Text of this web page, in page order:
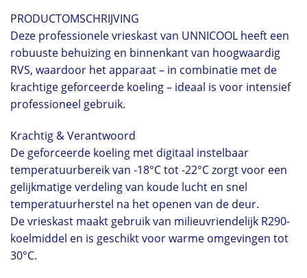
PRODUCTOMSCHRIJVING
Deze professionele vrieskast van UNNICOOL heeft een
robuuste behuizing en binnenkant van hoogwaardig
RVS, waardoor het apparaat – in combinatie met de
krachtige geforceerde koeling – ideaal is voor intensief
professioneel gebruik.
Krachtig & Verantwoord
De geforceerde koeling met digitaal instelbaar
temperatuurbereik van -18°C tot -22°C zorgt voor een
gelijkmatige verdeling van koude lucht en snel
temperatuurherstel na het openen van de deur.
De vrieskast maakt gebruik van milieuvriendelijk R290-
koelmiddel en is geschikt voor warme omgevingen tot
30°C.